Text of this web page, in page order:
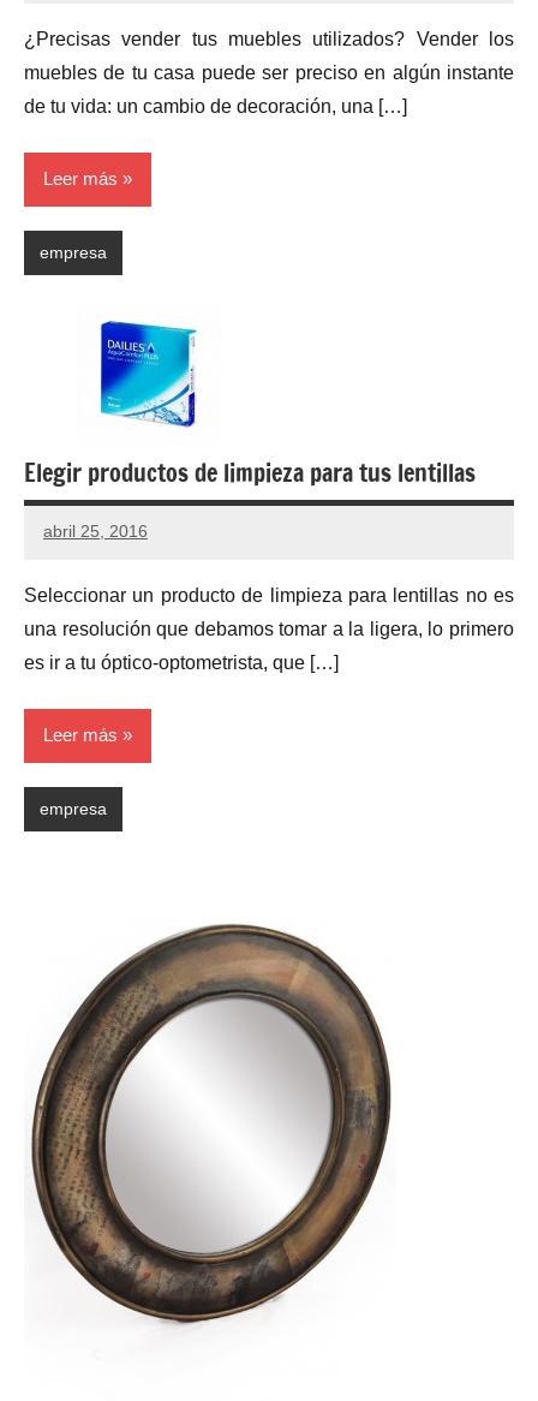
¿Precisas vender tus muebles utilizados? Vender los
muebles de tu casa puede ser preciso en algún instante
de tu vida: un cambio de decoración, una […]
Leer más
empresa
Elegir productos de limpieza para tus lentillas
abril 25, 2016
Seleccionar un producto de limpieza para lentillas no es
una resolución que debamos tomar a la ligera, lo primero
es ir a tu óptico-optometrista, que […]
Leer más
empresa